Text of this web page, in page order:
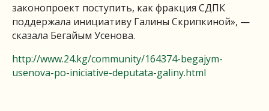
законопроект поступить, как фракция СДПК
поддержала инициативу Галины Скрипкиной», —
сказала Бегайым Усенова.
http://www.24.kg/community/164374-begajym-
usenova-po-iniciative-deputata-galiny.html